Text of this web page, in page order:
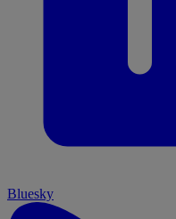
Bluesky